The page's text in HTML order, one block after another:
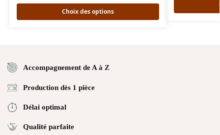
Choix des options
Accompagnement de A à Z
Production dès 1 pièce
Délai optimal
Qualité parfaite